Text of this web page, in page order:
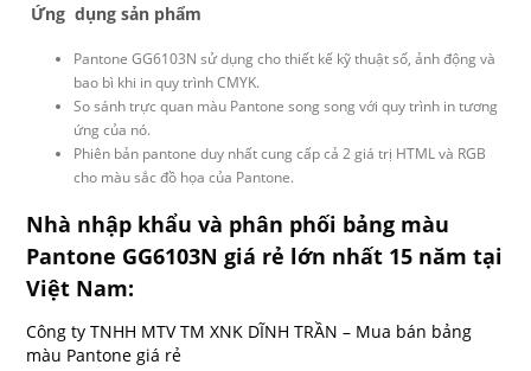
Ứng dụng sản phẩm
Pantone GG6103N sử dụng cho thiết kế kỹ thuật số, ảnh động và
bao bì khi in quy trình CMYK.
So sánh trực quan màu Pantone song song với quy trình in tương
ứng của nó.
Phiên bản pantone duy nhất cung cấp cả 2 giá trị HTML và RGB
cho màu sắc đồ họa của Pantone.
Nhà nhập khẩu và phân phối bảng màu
Pantone GG6103N giá rẻ lớn nhất 15 năm tại
Việt Nam:
Công ty TNHH MTV TM XNK DĨNH TRẦN – Mua bán bảng
màu Pantone giá rẻ